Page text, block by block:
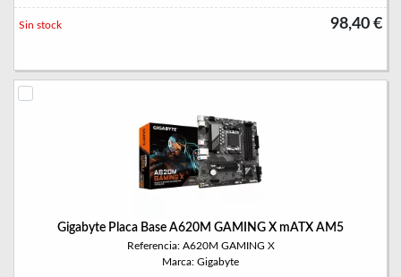
98,40 €
Sin stock
Gigabyte Placa Base A620M GAMING X mATX AM5
Referencia: A620M GAMING X
Marca: Gigabyte